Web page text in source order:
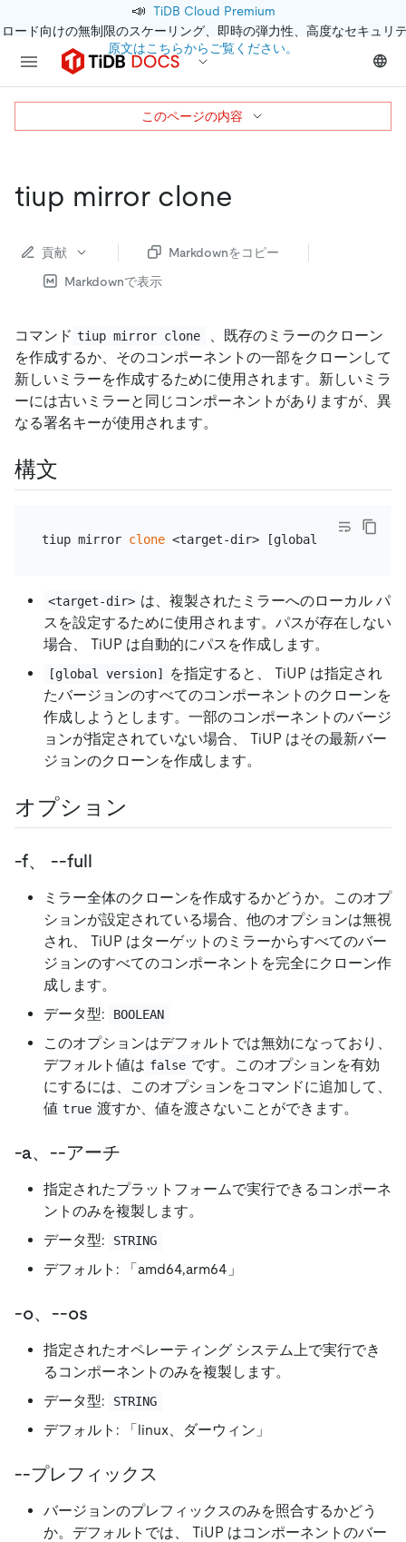
📣 TiDB Cloud Premium
ード向けの無制限のスケーリング、即時の弾力性、高度なセキュリ
原文はこちらからご覧ください。
tiup mirror clone
貢献
Markdownをコピー
Markdownで表示
コマンド tiup mirror clone
、既存のミラーのクローン
を作成するか、そのコンポーネントの一部をクローンして
新しいミラーを作成するために使用されます。新しいミラ
ーには古いミラーと同じコンポーネントがありますが、異
なる署名キーが使用されます。
構文
tiup mirror clone
<target-dir> は、複製されたミラーへのローカル パ
スを設定するために使用されます。パスが存在しない
場合、 TiUP は自動的にパスを作成します。
[global version]
を指定すると、 TiUP は指定され
たバージョンのすべてのコンポーネントのクローンを
作成しようとします。一部のコンポーネントのバージ
ョンが指定されていない場合、 TiUP はその最新バー
ジョンのクローンを作成します。
オプション
-f、 --full
ミラー全体のクローンを作成するかどうか。このオプ
ションが設定されている場合、他のオプションは無視
され、 TiUP はターゲットのミラーからすべてのバー
ジョンのすべてのコンポーネントを完全にクローン作
成します。
データ型:
BOOLEAN
このオプションはデフォルトでは無効になっており、
デフォルト値は false です。このオプションを有効
にするには、このオプションをコマンドに追加して、
値 true 渡すか、値を渡さないことができます。
-a、--アーチ
指定されたプラットフォームで実行できるコンポーネ
ントのみを複製します。
データ型:
STRING
デフォルト: 「amd64,arm64」
-o、--os
指定されたオペレーティング システム上で実行でき
るコンポーネントのみを複製します。
データ型:
STRING
デフォルト: 「linux、ダーウィン」
--プレフィックス
バージョンのプレフィックスのみを照合するかどう
か。デフォルトでは、 TiUP はコンポーネントのバー
このページの内容